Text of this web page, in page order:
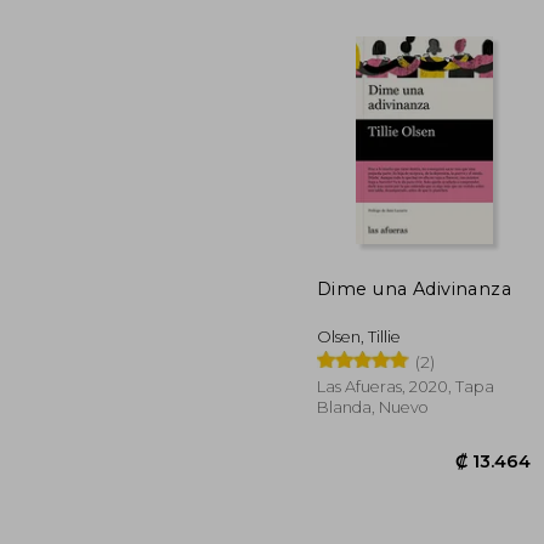
Dime una Adivinanza
Olsen, Tillie
(2)
Las Afueras, 2020, Tapa
Blanda, Nuevo